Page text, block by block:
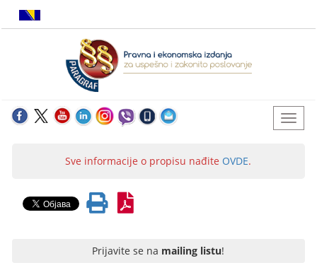
Sve informacije o propisu nađite OVDE.
Prijavite se na mailing listu!